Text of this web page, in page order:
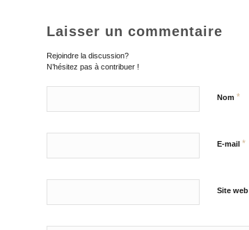
Laisser un commentaire
Rejoindre la discussion?
N’hésitez pas à contribuer !
Nom *
E-mail *
Site web